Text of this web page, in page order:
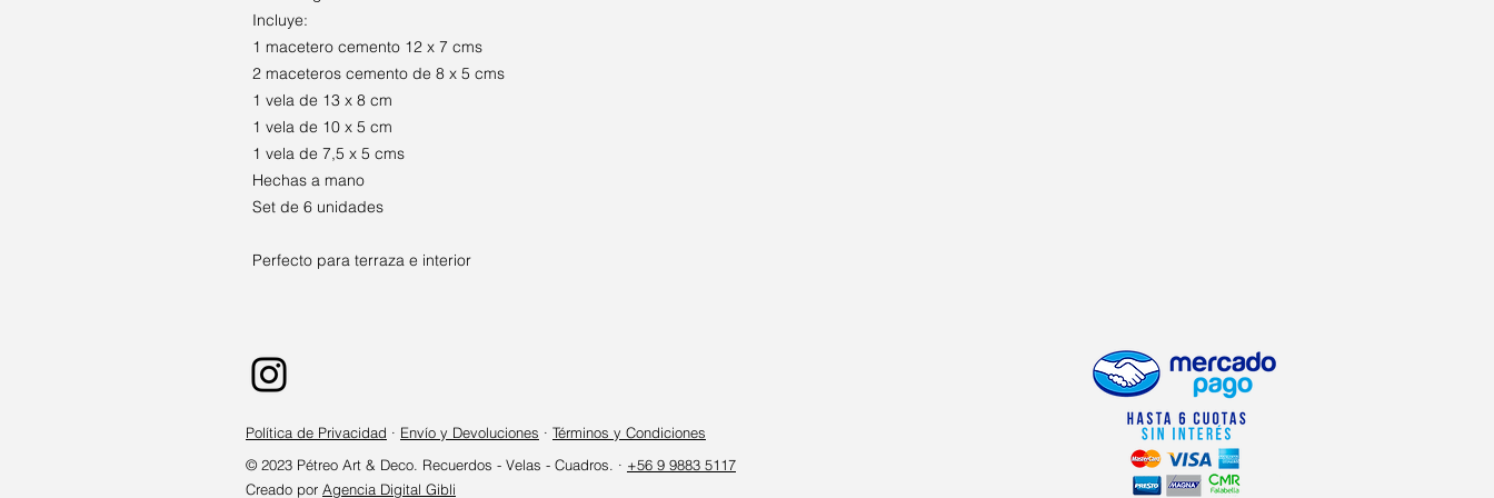
Incluye:
1 macetero cemento 12 x 7 cms
2 maceteros cemento de 8 x 5 cms
1 vela de 13 x 8 cm
1 vela de 10 x 5 cm
1 vela de 7,5 x 5 cms
Hechas a mano
Set de 6 unidades
Perfecto para terraza e interior
Política de Privacidad · Envío y Devoluciones · Términos y Condiciones
© 2023 Pétreo Art & Deco. Recuerdos - Velas - Cuadros. · +56 9 9883 5117
Creado por Agencia Digital Gibli